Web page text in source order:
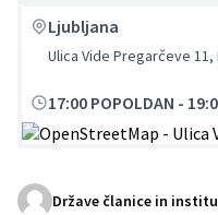
Ljubljana
Ulica Vide Pregarčeve 11,
17:00 POPOLDAN -
Države članice in